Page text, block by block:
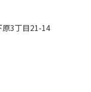
3丁目21-14